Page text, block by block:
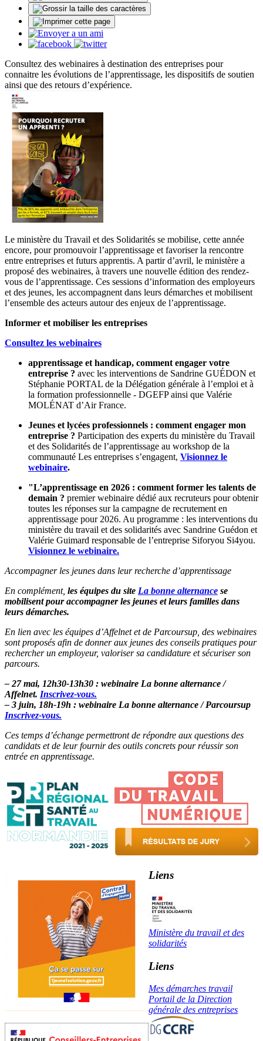
Consultez des webinaires à destination des entreprises pour
connaitre les évolutions de l’apprentissage, les dispositifs de soutien
ainsi que des retours d’expérience.
Le ministère du Travail et des Solidarités se mobilise, cette année
encore, pour promouvoir l’apprentissage et favoriser la rencontre
entre entreprises et futurs apprentis. A partir d’avril, le ministère a
proposé des webinaires, à travers une nouvelle édition des rendez-
vous de l’apprentissage. Ces sessions d’information des employeurs
et des jeunes, les accompagnent dans leurs démarches et mobilisent
l’ensemble des acteurs autour des enjeux de l’apprentissage.
Informer et mobiliser les entreprises
Consultez les webinaires
apprentissage et handicap, comment engager votre
entreprise ? avec les interventions de Sandrine GUÉDON et
Stéphanie PORTAL de la Délégation générale à l’emploi et à
la formation professionnelle - DGEFP ainsi que Valérie
MOLÉNAT d’Air France.
Jeunes et lycées professionnels : comment engager mon
entreprise ? Participation des experts du ministère du Travail
et des Solidarités de l’apprentissage au workshop de la
communauté Les entreprises s’engagent, Visionnez le
webinaire.
"L’apprentissage en 2026 : comment former les talents de
demain ? premier webinaire dédié aux recruteurs pour obtenir
toutes les réponses sur la campagne de recrutement en
apprentissage pour 2026. Au programme : les interventions du
ministère du travail et des solidarités avec Sandrine Guédon et
Valérie Guimard responsable de l’entreprise Siforyou Si4you.
Visionnez le webinaire.
Accompagner les jeunes dans leur recherche d’apprentissage
En complément, les équipes du site La bonne alternance se
mobilisent pour accompagner les jeunes et leurs familles dans
leurs démarches.
En lien avec les équipes d’Affelnet et de Parcoursup, des webinaires
sont proposés afin de donner aux jeunes des conseils pratiques pour
rechercher un employeur, valoriser sa candidature et sécuriser son
parcours.
– 27 mai, 12h30-13h30 : webinaire La bonne alternance /
Affelnet. Inscrivez-vous.
– 3 juin, 18h-19h : webinaire La bonne alternance / Parcoursup
Inscrivez-vous.
Ces temps d’échange permettront de répondre aux questions des
candidats et de leur fournir des outils concrets pour réussir son
entrée en apprentissage.
Liens
Ministère du travail et des
solidarités
Liens
Mes démarches travail
Portail de la Direction
générale des entreprises